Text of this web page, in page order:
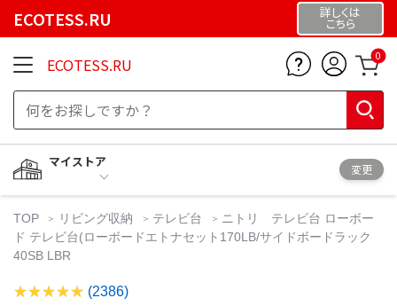
ECOTESS.RU 詳しくは
こちら
ECOTESS.RU 0
マイストア
変更
TOP リビング収納 テレビ台
ニトリ テレビ台 ローボー
ド テレビ台(ローボードエトナセット170LB/サイドボードラック
40SB LBR
(2386)